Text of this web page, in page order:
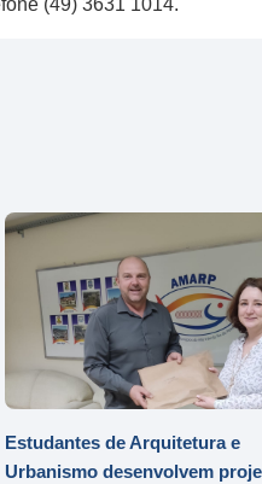
(49) 3631 1014.
Estudantes de Arquitetura e
Urbanismo desenvolvem